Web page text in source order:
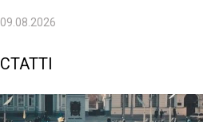
09.08.2026
СТАТТІ